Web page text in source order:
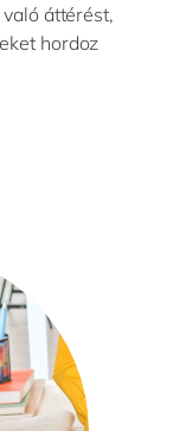
áttérést,
hordoz